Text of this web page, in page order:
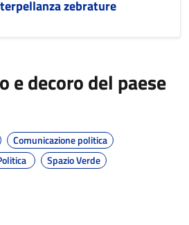
zebrature
e decoro del paese
Comunicazione politica
Spazio Verde